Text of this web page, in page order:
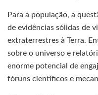
Para a população, a
de evidências sólidas de
extraterrestres à Terra.
sobre o universo e
enorme potencial de
fóruns científicos e